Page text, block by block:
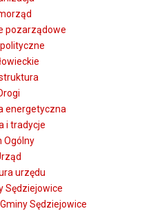
pozarządowe
energetyczna
i tradycje
Ogólny
urzędu
Sędziejowice
Sędziejowice